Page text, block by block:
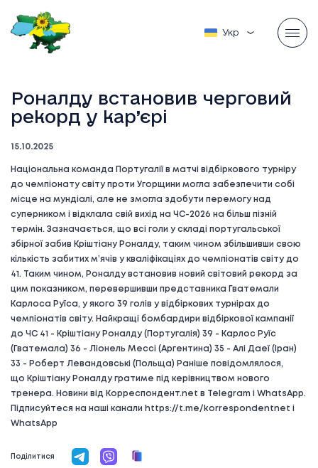
Українська
Роналду встановив черговий
рекорд у кар’єрі
15.10.2025
Національна команда Португалії в матчі відбіркового турніру
до чемпіонату світу проти Угорщини могла забезпечити собі
місце на мундіалі, але не змогла здобути перемогу над
суперником і відклала свій вихід на ЧС-2026 на більш пізній
термін. Зазначається, що всі голи у складі португальської
збірної забив Кріштіану Роналду, таким чином збільшивши свою
кількість забитих м’ячів у кваліфікаціях до чемпіонатів світу до
41. Таким чином, Роналду встановив новий світовий рекорд за
цим показником, перевершивши представника Гватемали
Карлоса Руїса, у якого 39 голів у відбіркових турнірах до
чемпіонатів світу. Найкращі бомбардири відбіркової кампанії
до ЧС 41 - Кріштіану Роналду (Португалія) 39 - Карлос Руїс
(Гватемала) 36 - Ліонель Мессі (Аргентина) 35 - Алі Даеї (Іран)
33 - Роберт Левандовські (Польща) Раніше повідомлялося,
що Кріштіану Роналду гратиме під керівництвом нового
тренера. Новини від Корреспондент.net в Telegram і WhatsApp.
Підписуйтеся на наші канали https://t.me/korrespondentnet і
WhatsApp
Поділитися